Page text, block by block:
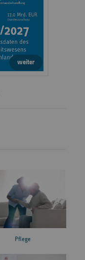
weiter
Pflege